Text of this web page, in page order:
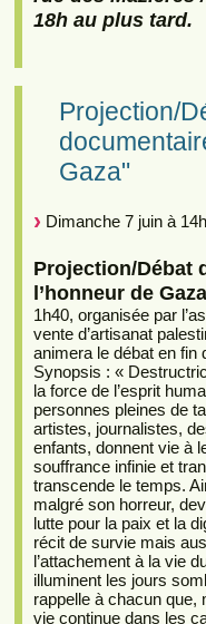
18h au plus tard.
Projection/
Gaza"
Dimanche 7 juin à 14h
Projection/Débat
l’honneur de
1h40, organisée par
vente d’artisanat
animera le débat en fin
Synopsis : «
la force de l’esprit
personnes pleines de
artistes, journalistes,
enfants, donnent vie à
souffrance infinie et
transcende le temps.
malgré son horreur,
lutte pour la paix et la
récit de survie mais
l’attachement à la vie
illuminent les jours
rappelle à chacun que,
vie continue dans les